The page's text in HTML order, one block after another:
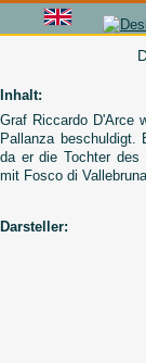
Inhalt:
Graf Riccardo D'Arce
Pallanza beschuldigt.
da er die Tochter
mit Fosco di
Darsteller: